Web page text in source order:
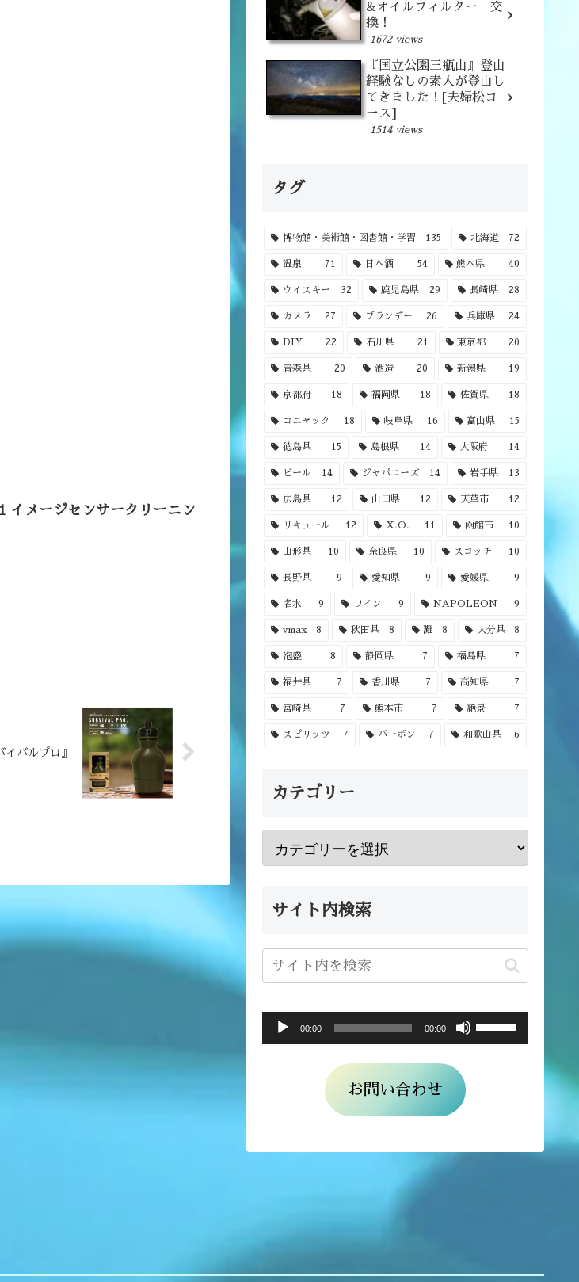
イメージセンサークリーニン
バルプロ』
&オイルフィルター 交
換！
1672 views
『国立公園三瓶山』登山
経験なしの素人が登山し
てきました！[夫婦松コ
ース]
1514 views
タグ
博物館・美術館・図書館・学習 135 北海道 72
温泉 71 日本酒 54 熊本県 40
ウイスキー 32 鹿児島県 29 長崎県 28
カメラ 27 ブランデー 26 兵庫県 24
DIY 22 石川県 21 東京都 20
青森県 20 酒造 20 新潟県 19
京都府 18 福岡県 18 佐賀県 18
コニャック 18 岐阜県 16 富山県 15
徳島県 15 島根県 14 大阪府 14
ビール 14 ジャパニーズ 14 岩手県 13
広島県 12 山口県 12 天草市 12
リキュール 12 X.O. 11 函館市 10
山形県 10 奈良県 10 スコッチ 10
長野県 9 愛知県 9 愛媛県 9
名水 9 ワイン 9 NAPOLEON 9
vmax 8 秋田県 8 灘 8 大分県 8
泡盛 8 静岡県 7 福島県 7
福井県 7 香川県 7 高知県 7
宮崎県 7 熊本市 7 絶景 7
スピリッツ 7 バーボン 7 和歌山県 6
カテゴリー
サイト内検索
ヤ
00:00 00:00
ボ
リ
調
下
お問い合わせ